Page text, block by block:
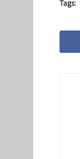
Tags: